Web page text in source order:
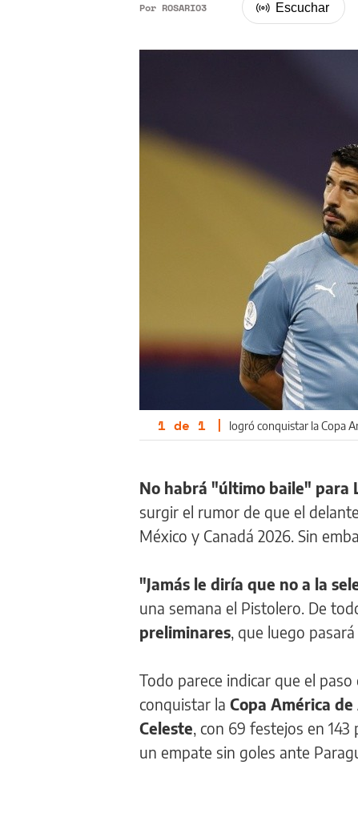
Por ROSARIO3
1 de 1 | logró conquistar la Copa
No habrá "último baile" para
surgir el rumor de que el
México y Canadá 2026. Sin
"Jamás le diría que no a la
una semana el Pistolero. De
preliminares, que luego
Todo parece indicar que el
conquistar la Copa América
Celeste, con 69 festejos en
un empate sin goles ante